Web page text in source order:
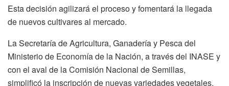
Esta decisión agilizará el proceso y fomentará la llegada
de nuevos cultivares al mercado.
La Secretaría de Agricultura, Ganadería y Pesca del
Ministerio de Economía de la Nación, a través del INASE y
con el aval de la Comisión Nacional de Semillas,
simplificó la inscripción de nuevas variedades vegetales.